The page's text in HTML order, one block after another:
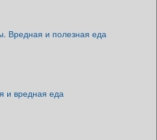
Вредная и полезная еда
и вредная еда